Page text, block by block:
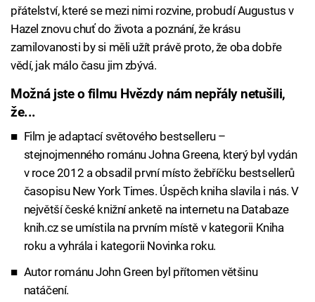
přátelství, které se mezi nimi rozvine, probudí Augustus v
Hazel znovu chuť do života a poznání, že krásu
zamilovanosti by si měli užít právě proto, že oba dobře
vědí, jak málo času jim zbývá.
Možná jste o filmu Hvězdy nám nepřály netušili,
že...
Film je adaptací světového bestselleru –
stejnojmenného románu Johna Greena, který byl vydán
v roce 2012 a obsadil první místo žebříčku bestsellerů
časopisu New York Times. Úspěch kniha slavila i nás. V
největší české knižní anketě na internetu na Databaze
knih.cz se umístila na prvním místě v kategorii Kniha
roku a vyhrála i kategorii Novinka roku.
Autor románu John Green byl přítomen většinu
natáčení.